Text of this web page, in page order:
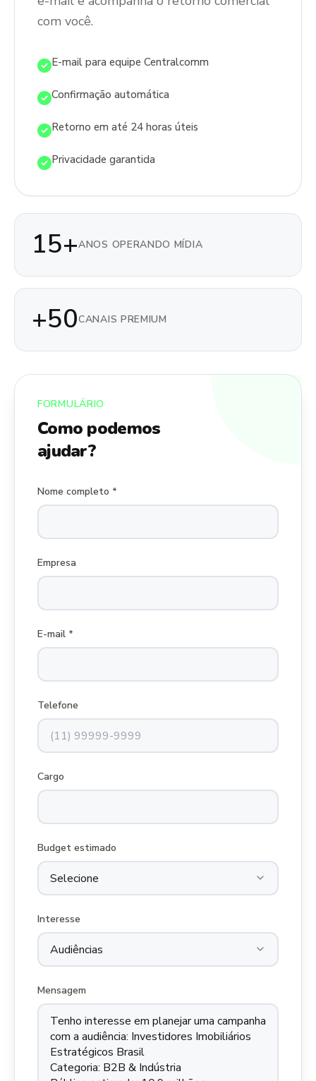
com você.
E-mail para equipe Centralcomm
Confirmação automática
Retorno em até 24 horas úteis
Privacidade garantida
15+ANOS OPERANDO MÍDIA
+50CANAIS PREMIUM
FORMULÁRIO
Como podemos
ajudar?
Nome completo *
Empresa
E-mail *
Telefone
Cargo
Budget estimado
Interesse
Mensagem